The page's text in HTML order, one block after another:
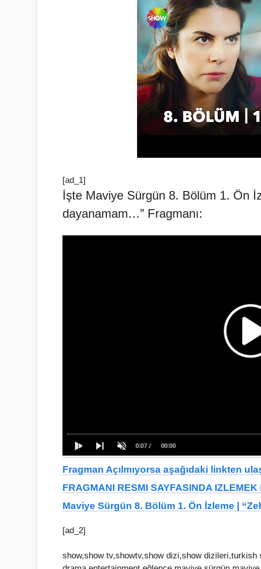
[ad_1]
İşte Maviye Sürgün 8. Bölüm 1. Ön
dayanamam…” Fragmanı:
Fragman Açılmıyorsa aşağıdaki linkten
FRAGMANI RESMI SAYFASINDA IZLEMEK
Maviye Sürgün 8. Bölüm 1. Ön İzleme |
[ad_2]
show,show tv,showtv,show dizi,show